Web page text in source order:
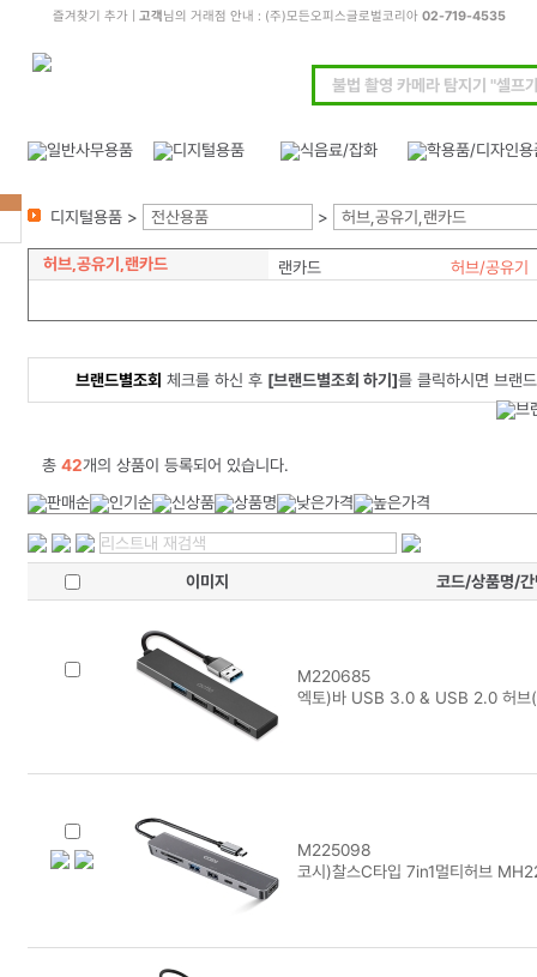
즐겨찾기 추가| 고객님의 거래점 안내 : (주)모든오피스글로벌코리아 02-719-4535
디지털용품 > 전산용품 > 허브,공유기,랜카드
허브,공유기,랜카드 랜카드 허브/공유기
브랜드별조회 체크를 하신 후 [브랜드별조회 하기]를 클릭하시면 브랜
총 42개의 상품이 등록되어 있습니다.
이미지 코드/상품명/간
M220685
엑토)바 USB 3.0 & USB 2.0 허
M225098
코시)찰스C타입 7in1멀티허브